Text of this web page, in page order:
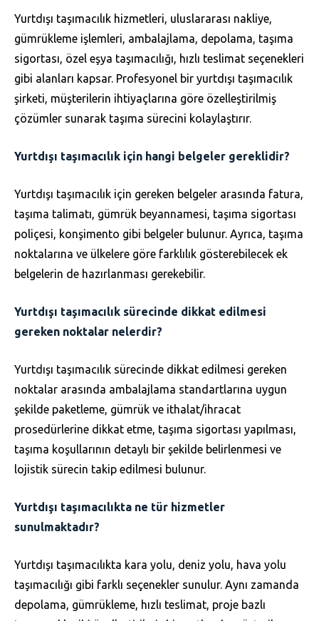
Yurtdışı taşımacılık hizmetleri, uluslararası nakliye,
gümrükleme işlemleri, ambalajlama, depolama, taşıma
sigortası, özel eşya taşımacılığı, hızlı teslimat seçenekleri
gibi alanları kapsar. Profesyonel bir yurtdışı taşımacılık
şirketi, müşterilerin ihtiyaçlarına göre özelleştirilmiş
çözümler sunarak taşıma sürecini kolaylaştırır.
Yurtdışı taşımacılık için hangi belgeler gereklidir?
Yurtdışı taşımacılık için gereken belgeler arasında fatura,
taşıma talimatı, gümrük beyannamesi, taşıma sigortası
poliçesi, konşimento gibi belgeler bulunur. Ayrıca, taşıma
noktalarına ve ülkelere göre farklılık gösterebilecek ek
belgelerin de hazırlanması gerekebilir.
Yurtdışı taşımacılık sürecinde dikkat edilmesi
gereken noktalar nelerdir?
Yurtdışı taşımacılık sürecinde dikkat edilmesi gereken
noktalar arasında ambalajlama standartlarına uygun
şekilde paketleme, gümrük ve ithalat/ihracat
prosedürlerine dikkat etme, taşıma sigortası yapılması,
taşıma koşullarının detaylı bir şekilde belirlenmesi ve
lojistik sürecin takip edilmesi bulunur.
Yurtdışı taşımacılıkta ne tür hizmetler
sunulmaktadır?
Yurtdışı taşımacılıkta kara yolu, deniz yolu, hava yolu
taşımacılığı gibi farklı seçenekler sunulur. Aynı zamanda
depolama, gümrükleme, hızlı teslimat, proje bazlı